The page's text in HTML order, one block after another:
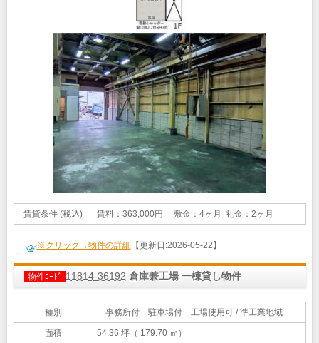
賃貸条件 (税込) 賃料：363,000円 敷金：4ヶ月 礼金：2ヶ月
※クリック→物件の詳細 【更新日:2026-05-22】
物件ｺｰﾄﾞ 11814-36192 倉庫兼工場 一棟貸し物件
種別 事務所付 駐車場付 工場使用可 / 準工業地域
面積 54.36 坪（ 179.70 ㎡）